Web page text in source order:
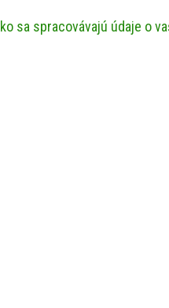
sa spracovávajú údaje o